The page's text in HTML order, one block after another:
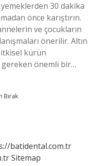
30 dakika
önce karıştırın.
ve çocukların
önerilir. Altın
kürün
gereken önemli bir…
Bırak
batidental.com.tr
Sitemap